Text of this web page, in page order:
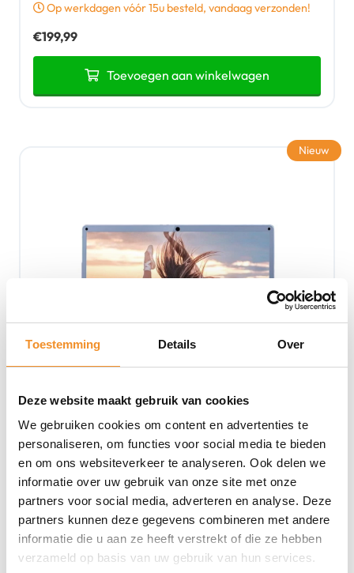
Toestemming Details Over
Deze website maakt gebruik van cookies
We gebruiken cookies om content en advertenties te
personaliseren, om functies voor social media te bieden
en om ons websiteverkeer te analyseren. Ook delen we
informatie over uw gebruik van onze site met onze
partners voor social media, adverteren en analyse. Deze
partners kunnen deze gegevens combineren met andere
informatie die u aan ze heeft verstrekt of die ze hebben
verzameld op basis van uw gebruik van hun services.
Op werkdagen vóór 15u besteld, vandaag verzonden!
€199,99
Toevoegen aan winkelwagen
Jumper Ezbook S5 – 14 inch – 256GB – 12GB – Intel
Celeron
Op werkdagen vóór 15u besteld, vandaag verzonden!
€199,99
Nieuw